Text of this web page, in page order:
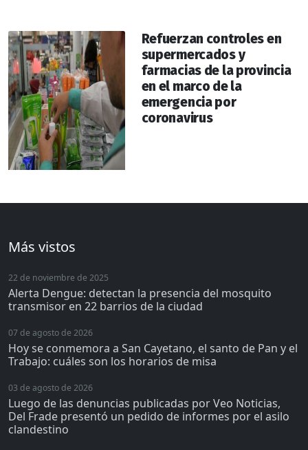
Refuerzan controles en
supermercados y
farmacias de la provincia
en el marco de la
emergencia por
coronavirus
Más vistos
22 de noviembre de 2025
Alerta Dengue: detectan la presencia del mosquito
transmisor en 22 barrios de la ciudad
07 de agosto de 2026
Hoy se conmemora a San Cayetano, el santo de Pan y el
Trabajo: cuáles son los horarios de misa
03 de agosto de 2026
Luego de las denuncias publicadas por Veo Noticias,
Del Frade presentó un pedido de informes por el asilo
clandestino